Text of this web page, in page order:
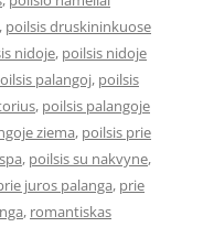
, poilsis druskininkuose
nidoje, poilsis nidoje
palangoj, poilsis
, poilsis palangoje
ziema, poilsis prie
, poilsis su nakvyne,
juros palanga, prie
, romantiskas